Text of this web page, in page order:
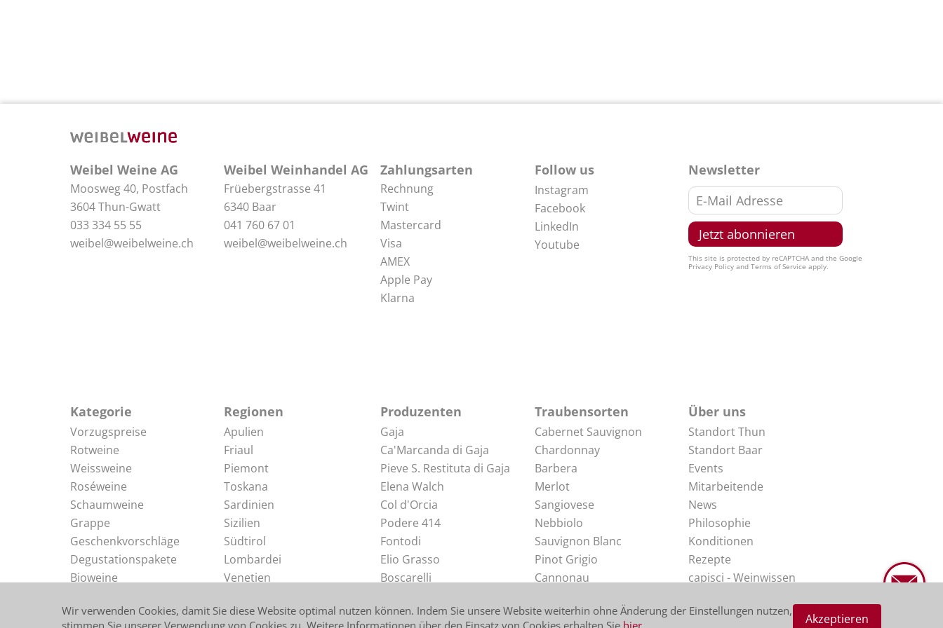
Wir verwenden Cookies, damit Sie diese Website optimal nutzen können. Indem Sie unsere Website weiterhin ohne Änderung der Einstellungen nutzen,
stimmen Sie unserer Verwendung von Cookies zu. Weitere Informationen über den Einsatz von Cookies erhalten Sie hier Akzeptieren
Weibel Weine AG
Moosweg 40, Postfach
3604 Thun-Gwatt
033 334 55 55
weibel@weibelweine.ch
Weibel Weinhandel AG
Früebergstrasse 41
6340 Baar
041 760 67 01
weibel@weibelweine.ch
Zahlungsarten
Rechnung
Twint
Mastercard
Visa
AMEX
Apple Pay
Klarna
Follow us
Instagram
Facebook
LinkedIn
Youtube
Newsletter
This site is protected by reCAPTCHA and the Google
Privacy Policyand Terms of Service apply.
Kategorie
Vorzugspreise
Rotweine
Weissweine
Roséweine
Schaumweine
Grappe
Geschenkvorschläge
Degustationspakete
Bioweine
Regionen
Apulien
Friaul
Piemont
Toskana
Sardinien
Sizilien
Südtirol
Lombardei
Venetien
Produzenten
Gaja
Ca'Marcanda di Gaja
Pieve S. Restituta di Gaja
Elena Walch
Col d'Orcia
Podere 414
Fontodi
Elio Grasso
Boscarelli
Traubensorten
Cabernet Sauvignon
Chardonnay
Barbera
Merlot
Sangiovese
Nebbiolo
Sauvignon Blanc
Pinot Grigio
Cannonau
Über uns
Standort Thun
Standort Baar
Events
Mitarbeitende
News
Philosophie
Konditionen
Rezepte
capisci - Weinwissen
Disclaimer